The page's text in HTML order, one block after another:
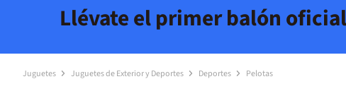
Llévate el primer balón
Juguetes Juguetes de Exterior y Deportes Deportes Pelotas